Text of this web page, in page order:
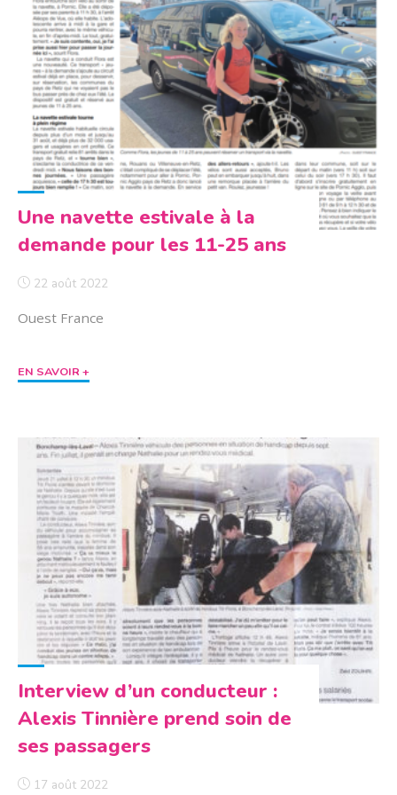
perturbé
:
Titi
Floris
face
à
la
Région"
Une navette estivale à la
demande pour les 11-25 ans
22 août 2022
Ouest France
EN SAVOIR +"Une
la
demande
pour
les
11-
25
ans"
Interview d’un conducteur :
Alexis Tinnière prend soin de
ses passagers
17 août 2022